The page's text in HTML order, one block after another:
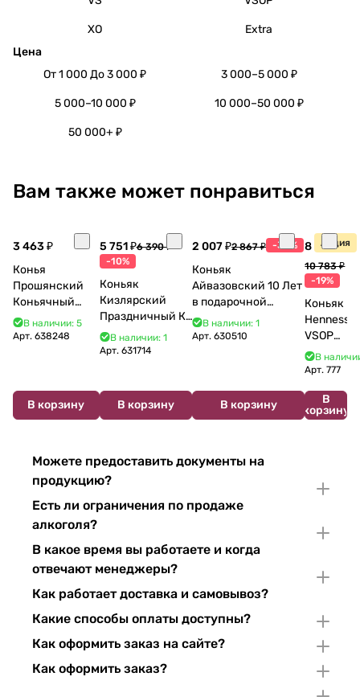
XO
Extra
Цена
От 1 000 До 3 000 ₽
3 000–5 000 ₽
5 000–10 000 ₽ 10 000–50 000 ₽
50 000+ ₽
Вам также может понравиться
3 463 ₽
Конья
Прошянский
Коньячный
Завод Елочка 7
лет п/у 750 мл
В наличии: 5
Арт. 638248
В корзину
5 751 ₽6 390 ₽
-10%
Коньяк
Кизлярский
Праздничный КС
17 лет с мюзле в
тубе 500 мл
В наличии: 1
Арт. 631714
В корзину
2 007 ₽2 867 ₽ -30%
Коньяк
Айвазовский 10 Лет
в подарочной
упаковке (новый
В наличии: 1
Арт.630510
В корзину
Акция
8 770 ₽
10 783 ₽
-19%
Коньяк
Hennessy
VSOP
700 мл
В
Арт.777
В
корзину
Можете предоставить документы на
продукцию?
Есть ли ограничения по продаже
алкоголя?
В какое время вы работаете и когда
отвечают менеджеры?
Как работает доставка и самовывоз?
Какие способы оплаты доступны?
Как оформить заказ на сайте?
Как оформить заказ?